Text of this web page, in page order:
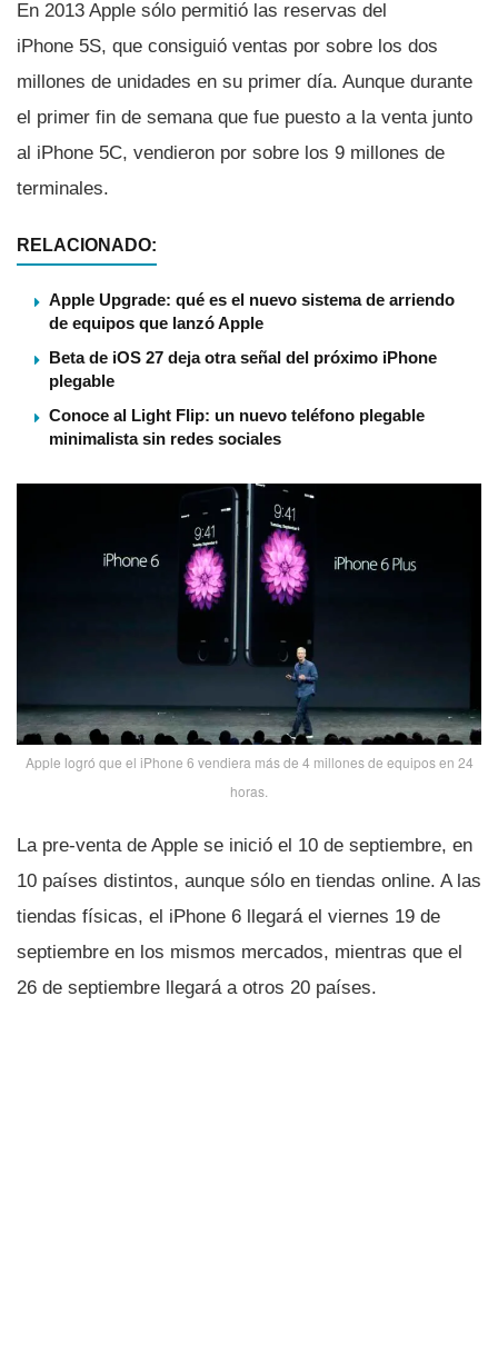
En 2013 Apple sólo permitió las reservas del
iPhone 5S, que consiguió ventas por sobre los dos
millones de unidades en su primer dí­a. Aunque durante
el primer fin de semana que fue puesto a la venta junto
al iPhone 5C, vendieron por sobre los 9 millones de
terminales.
RELACIONADO:
Apple Upgrade: qué es el nuevo sistema de arriendo
de equipos que lanzó Apple
Beta de iOS 27 deja otra señal del próximo iPhone
plegable
Conoce al Light Flip: un nuevo teléfono plegable
minimalista sin redes sociales
Apple logró que el iPhone 6 vendiera más de 4 millones de equipos en 24
horas.
La pre-venta de Apple se inició el 10 de septiembre, en
10 paí­ses distintos, aunque sólo en tiendas online. A las
tiendas fí­sicas, el iPhone 6 llegará el viernes 19 de
septiembre en los mismos mercados, mientras que el
26 de septiembre llegará a otros 20 paí­ses.